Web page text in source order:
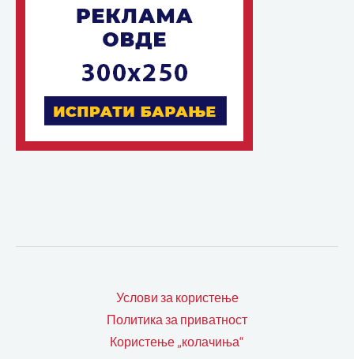
Услови за користење
Политика за приватност
Користење „колачиња“